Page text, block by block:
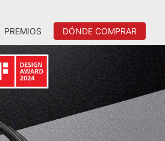
PREMIOS DÓNDE COMPRAR